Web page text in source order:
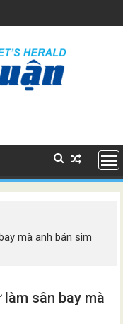
mà anh bán sim
làm sân bay mà